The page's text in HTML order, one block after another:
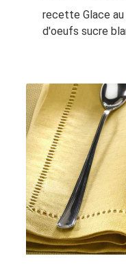
recette Glace au
d'oeufs sucre